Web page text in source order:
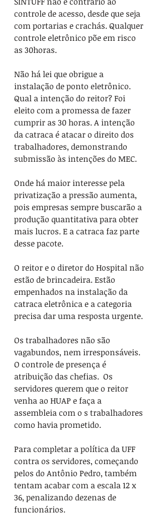
controle de acesso, desde que seja
com portarias e crachás. Qualquer
controle eletrônico põe em risco
as 30horas.
Não há lei que obrigue a
instalação de ponto eletrônico.
Qual a intenção do reitor? Foi
eleito com a promessa de fazer
cumprir as 30 horas. A intenção
da catraca é atacar o direito dos
trabalhadores, demonstrando
submissão às intenções do MEC.
Onde há maior interesse pela
privatização a pressão aumenta,
pois empresas sempre buscarão a
produção quantitativa para obter
mais lucros. E a catraca faz parte
desse pacote.
O reitor e o diretor do Hospital não
estão de brincadeira. Estão
empenhados na instalação da
catraca eletrônica e a categoria
precisa dar uma resposta urgente.
Os trabalhadores não são
vagabundos, nem irresponsáveis.
O controle de presença é
atribuição das chefias.  Os
servidores querem que o reitor
venha ao HUAP e faça a
assembleia com o s trabalhadores
como havia prometido.
Para completar a política da UFF
contra os servidores, começando
pelos do Antônio Pedro, também
tentam acabar com a escala 12 x
36, penalizando dezenas de
funcionários.